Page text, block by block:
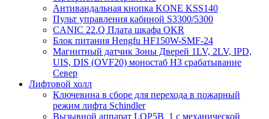
Антивандальная кнопка KONE KSS140
Пульт управления кабиной S3300/5300
CANIC 22.Q Плата шкафа OKR
Блок питания Hengfu HF150W-SMF-24
Магнитный датчик Зоны Дверей 1LV, 2LV, IPD,
UIS, DIS (OVF20) моностаб НЗ срабатывание
Cевер
Лифтовой холл
Ключевина в сборе для перехода в пожарный
режим лифта Schindler
Вызывной аппарат LOP5B_1 с механической